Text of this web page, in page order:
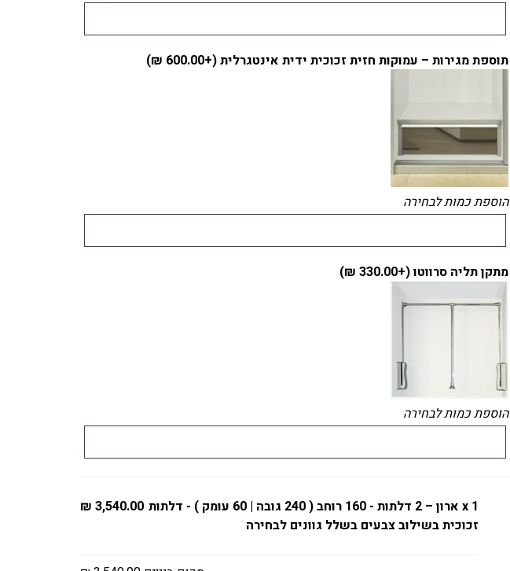
תוספת מגירות – עמוקות חזית זכוכית ידית אינטגרלית (+600.00
₪
)
הוספת כמות לבחירה
מתקן תליה סרווטו (+330.00
₪
)
הוספת כמות לבחירה
x 1
ארון – 2 דלתות - 160 רוחב ( 240 גובה | 60 עומק ) - דלתות
זכוכית בשילוב צבעים בשלל גוונים לבחירה
3,540.00 ₪